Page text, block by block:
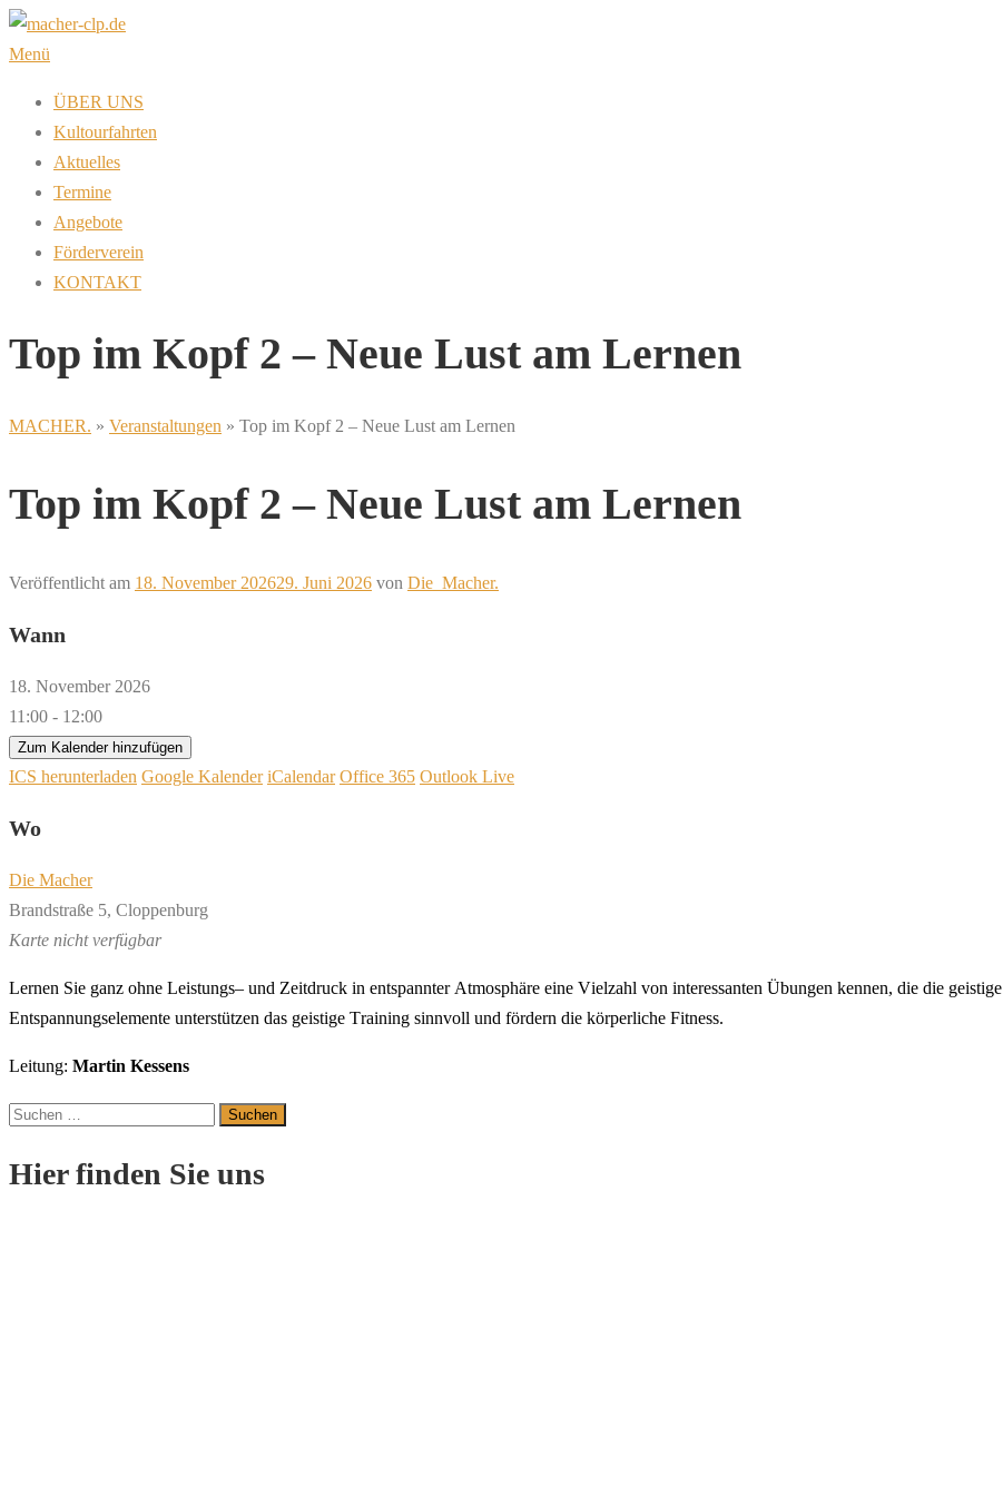
Zum
Inhalt
Menü
ÜBER UNS
Kultourfahrten
Aktuelles
Termine
Angebote
Förderverein
KONTAKT
Top im Kopf 2 – Neue Lust am Lernen
MACHER. » Veranstaltungen » Top im Kopf 2 – Neue Lust am Lernen
Top im Kopf 2 – Neue Lust am Lernen
Veröffentlicht am 18. November 202629. Juni 2026 von Die_Macher.
Wann
18. November 2026
11:00 - 12:00
Zum Kalender hinzufügen
ICS herunterladen Google Kalender iCalendar Office 365 Outlook Live
Wo
Die Macher
Brandstraße 5, Cloppenburg
Karte nicht verfügbar
Lernen Sie ganz ohne Leistungs– und Zeitdruck in entspannter Atmosphäre eine Vielzahl von interessanten Übungen kennen, die die geistige
Entspannungselemente unterstützen das geistige Training sinnvoll und fördern die körperliche Fitness.
Leitung: Martin Kessens
Suchen
Hier finden Sie uns